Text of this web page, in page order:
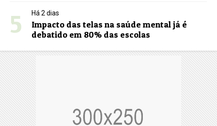
5 Há 2 dias
Impacto das telas na saúde mental já é
debatido em 80% das escolas